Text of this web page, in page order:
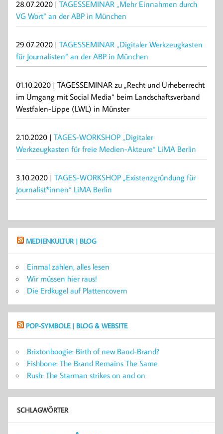
28.07.2020 | TAGESSEMINAR „Mehr Einnahmen durch
VG Wort“ an der ABP in München
29.07.2020 | TAGESSEMINAR „Digitaler Werkzeugkasten
für Journalisten“ an der ABP in München
01.10.2020 | TAGESSEMINAR zu „Recht und Urheberrecht
im Umgang mit Social Media“ beim Landschaftsverband
Westfalen-Lippe (LWL) in Münster
2.10.2020 | TAGES-WORKSHOP „Digitaler
Werkzeugkasten für freie Medien-Akteure“ LiMA Berlin
3.10.2020 | TAGES-WORKSHOP „Existenzgründung für
Journalist*innen“ LiMA Berlin
MEDIENKULTUR | BLOG
Einmal zahlen, alles lesen
Wir müssen hier raus!
Die Erdkugel auf Plattencovern
POP-SYMBOLE | BLOG & WEBSITE
Brixtonboogie: Birth of new Band-Brand?
Fishbone: The Brand Remains The Same
Rush: The Starman strikes on and on
SCHLAGWÖRTER